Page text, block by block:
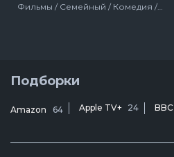
Фильмы / Семейный / Комедия / Зарубежный / Мелодрама / Про животных / США
Подборки
Amazon 64 Apple TV+ 24 BBC